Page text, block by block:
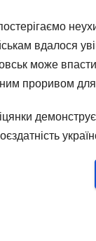
вдалося
може
проривом
демонструє